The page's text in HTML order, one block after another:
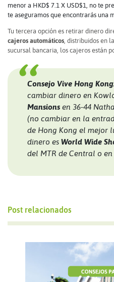
menor a HKD$ 7.1 X USD$1, no te
te aseguramos que encontrarás una
Tu tercera opción es retirar dinero
cajeros automáticos , distribuidos en
sucursal bancaria, los cajeros están
Consejo Vive Hong
cambiar dinero en
Mansions en 36-44
(no cambiar en la
de Hong Kong el mejor
dinero es World Wide
del MTR de Central o
Post relacionados